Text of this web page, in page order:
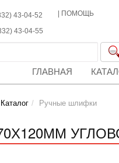
43-04-52
43-04-55
ПОМОЩЬ
ГЛАВНАЯ
Каталог Ручные шлифки